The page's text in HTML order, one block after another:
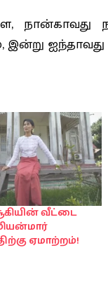
நான்காவது
ஐந்தாவது
வீட்டை
ஏமாற்றம்!